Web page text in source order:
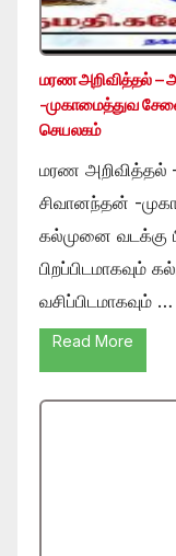
மரண அறிவித்தல் –
-முகாமைத்துவ
செயலகம்
மரண அறிவித்தல் –
சிவானந்தன் -
கல்முனை வடக்கு
வசிப்பிடமாகவும் …
Read More